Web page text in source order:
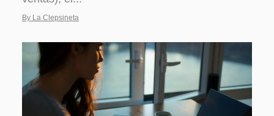
By La Clepsineta